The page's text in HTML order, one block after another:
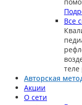
Все
теле
Авторская
Акции
О сети